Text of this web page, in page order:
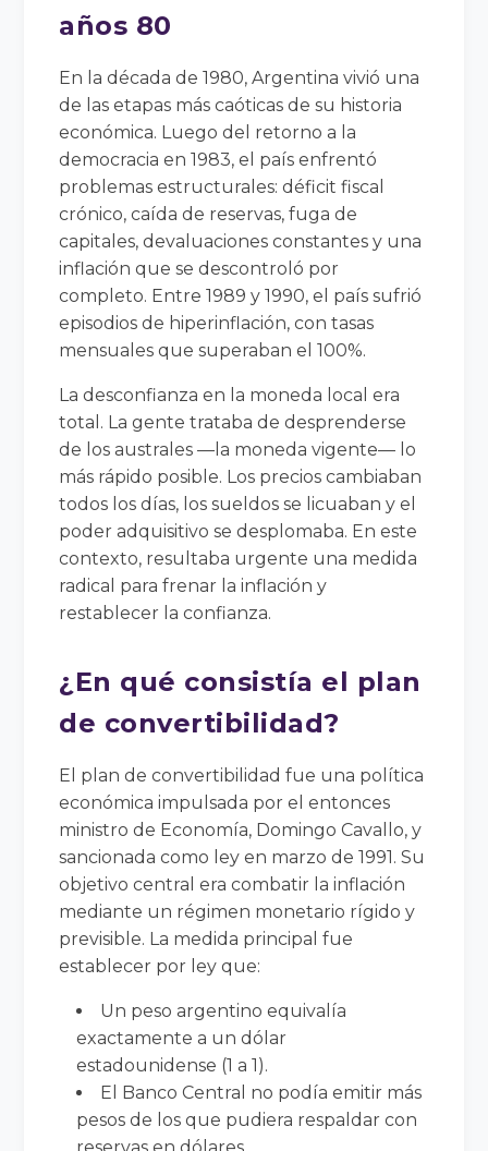
años 80
En la década de 1980, Argentina vivió una
de las etapas más caóticas de su historia
económica. Luego del retorno a la
democracia en 1983, el país enfrentó
problemas estructurales: déficit fiscal
crónico, caída de reservas, fuga de
capitales, devaluaciones constantes y una
inflación que se descontroló por
completo. Entre 1989 y 1990, el país sufrió
episodios de hiperinflación, con tasas
mensuales que superaban el 100%.
La desconfianza en la moneda local era
total. La gente trataba de desprenderse
de los australes —la moneda vigente— lo
más rápido posible. Los precios cambiaban
todos los días, los sueldos se licuaban y el
poder adquisitivo se desplomaba. En este
contexto, resultaba urgente una medida
radical para frenar la inflación y
restablecer la confianza.
¿En qué consistía el plan
de convertibilidad?
El plan de convertibilidad fue una política
económica impulsada por el entonces
ministro de Economía, Domingo Cavallo, y
sancionada como ley en marzo de 1991. Su
objetivo central era combatir la inflación
mediante un régimen monetario rígido y
previsible. La medida principal fue
establecer por ley que:
Un peso argentino equivalía
exactamente a un dólar
estadounidense (1 a 1).
El Banco Central no podía emitir más
pesos de los que pudiera respaldar con